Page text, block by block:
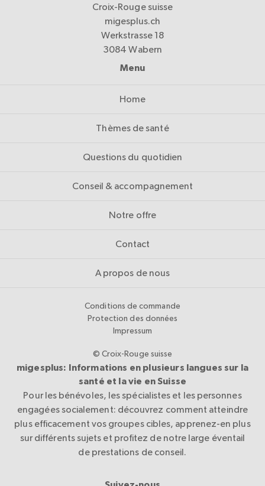
Croix-Rouge suisse
migesplus.ch
Werkstrasse 18
3084 Wabern
Menu
Home
Thèmes de santé
Questions du quotidien
Conseil & accompagnement
Notre offre
Contact
A propos de nous
Conditions de commande
Protection des données
Impressum
© Croix-Rouge suisse
migesplus: Informations en plusieurs langues sur la
santé et la vie en Suisse
Pour les bénévoles, les spécialistes et les personnes
engagées socialement: découvrez comment atteindre
plus efficacement vos groupes cibles, apprenez-en plus
sur différents sujets et profitez de notre large éventail
de prestations de conseil.